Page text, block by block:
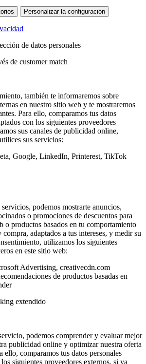
Personalizar la configuración
de datos personales
de customer match
también te informaremos sobre
en nuestro sitio web y te mostraremos
Para ello, comparamos tus datos
con los siguientes proveedores
sus canales de publicidad online,
sus servicios:
Google, LinkedIn, Printerest, TikTok
podemos mostrarte anuncios,
o promociones de descuentos para
o productos basados en tu comportamiento
adaptados a tus intereses, y medir su
utilizamos los siguientes
en este sitio web:
Advertising, creativecdn.com
de productos basadas en
extendido
podemos comprender y evaluar mejor
publicidad online y optimizar nuestra oferta
ello, comparamos tus datos personales
siguientes proveedores externos, si ya